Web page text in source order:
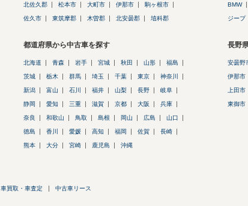
北佐久郡 松本市 大町市 伊那市 駒ヶ根市
佐久市 東筑摩郡 木曽郡 北安曇郡 埴科郡
BMW
ジープ
都道府県から中古車を探す
北海道 青森 岩手 宮城 秋田 山形 福島
茨城 栃木 群馬 埼玉 千葉 東京 神奈川
新潟 富山 石川 福井 山梨 長野 岐阜
静岡 愛知 三重 滋賀 京都 大阪 兵庫
奈良 和歌山 鳥取 島根 岡山 広島 山口
徳島 香川 愛媛 高知 福岡 佐賀 長崎
熊本 大分 宮崎 鹿児島 沖縄
長野
安曇野
伊那市
上田市
東御市
車買取・車査定 中古車リース